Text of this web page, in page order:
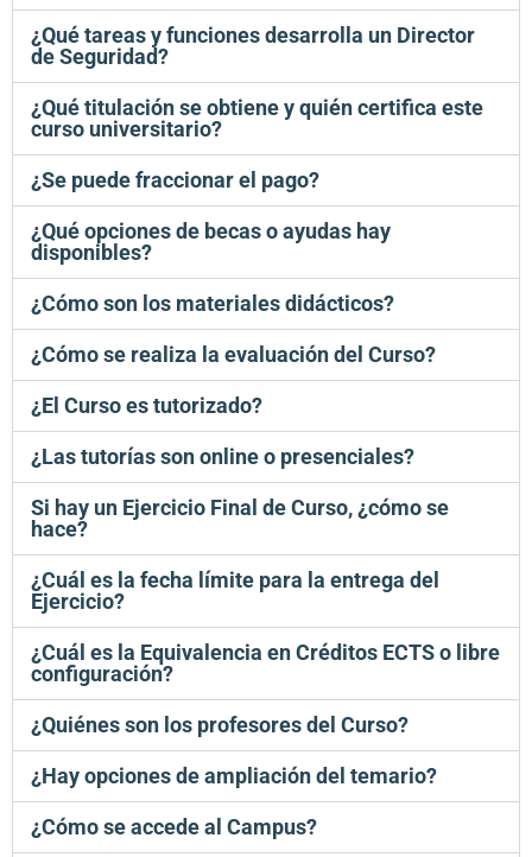
¿Qué tareas y funciones desarrolla un Director
de Seguridad?
¿Qué titulación se obtiene y quién certifica este
curso universitario?
¿Se puede fraccionar el pago?
¿Qué opciones de becas o ayudas hay
disponibles?
¿Cómo son los materiales didácticos?
¿Cómo se realiza la evaluación del Curso?
¿El Curso es tutorizado?
¿Las tutorías son online o presenciales?
Si hay un Ejercicio Final de Curso, ¿cómo se
hace?
¿Cuál es la fecha límite para la entrega del
Ejercicio?
¿Cuál es la Equivalencia en Créditos ECTS o libre
configuración?
¿Quiénes son los profesores del Curso?
¿Hay opciones de ampliación del temario?
¿Cómo se accede al Campus?